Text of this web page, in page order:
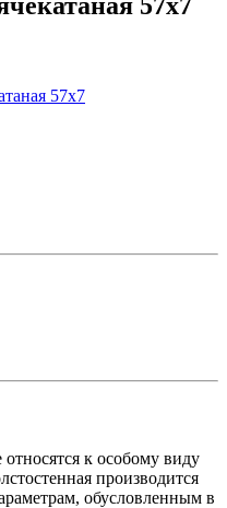
к особому виду
производится
обусловленным в